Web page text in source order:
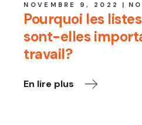
NOVEMBRE 9, 2022
Pourquoi les
sont-elles
travail?
En lire plus